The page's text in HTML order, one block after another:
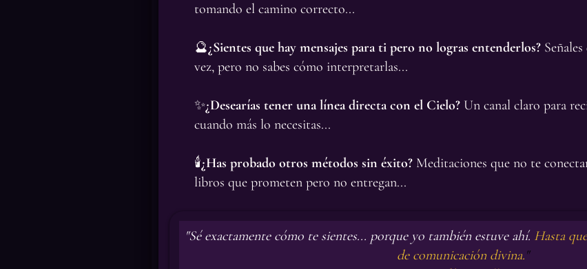
tomando el camino correcto...
🔮¿Sientes que hay mensajes para ti pero no logras entenderlos?
vez, pero no sabes cómo interpretarlas...
✨¿Desearías tener una línea directa con el Cielo? Un canal claro para
cuando más lo necesitas...
🕯️¿Has probado otros métodos sin éxito? Meditaciones que no te
libros que prometen pero no entregan...
"Sé exactamente cómo te sientes... porque yo también estuve ahí. Hasta
de comunicación divina."